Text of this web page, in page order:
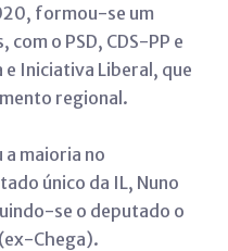
formou-se um
o PSD, CDS-PP e
e Iniciativa Liberal, que
regional.
a maioria no
único da IL, Nuno
se o deputado o
Chega).